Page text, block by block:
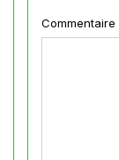
Commentaire